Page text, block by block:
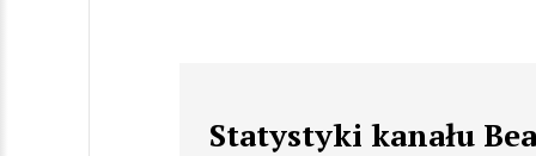
Statystyki kanału